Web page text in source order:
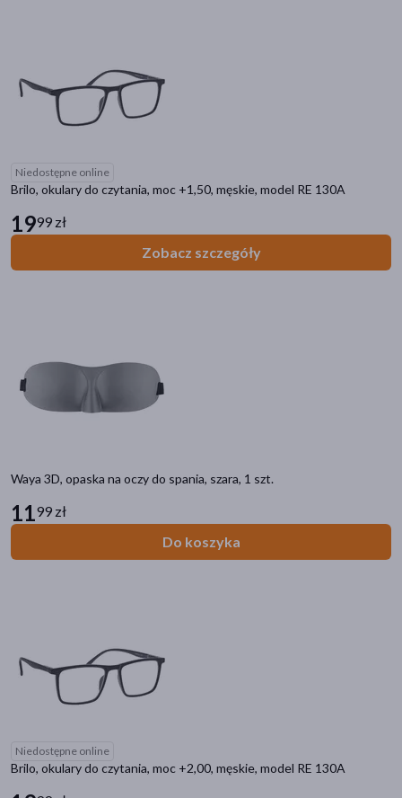
Niedostępne online
Brilo, okulary do czytania, moc +1,50, męskie, model RE 130A
1999 zł
Zobacz szczegóły
Waya 3D, opaska na oczy do spania, szara, 1 szt.
1199 zł
Do koszyka
Niedostępne online
Brilo, okulary do czytania, moc +2,00, męskie, model RE 130A